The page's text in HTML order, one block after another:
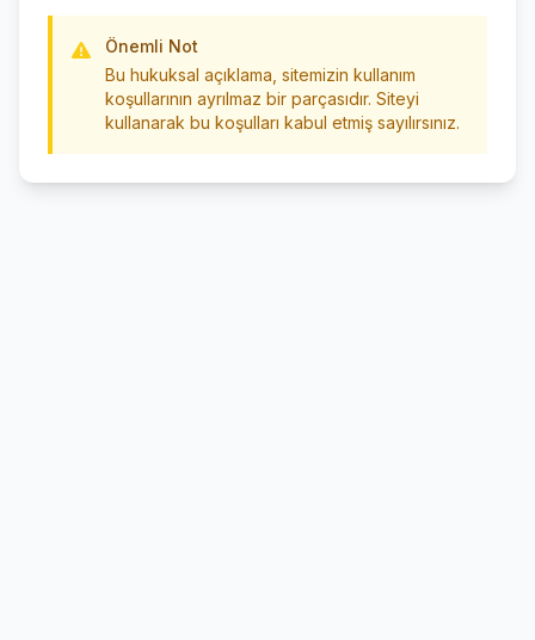
Önemli Not
Bu hukuksal açıklama, sitemizin kullanım
koşullarının ayrılmaz bir parçasıdır. Siteyi
kullanarak bu koşulları kabul etmiş sayılırsınız.